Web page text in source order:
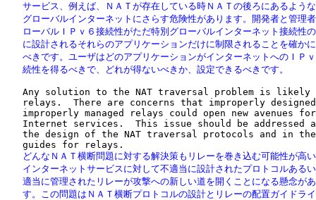
サービス、例えば、ＮＡＴが存在している時ＮＡＴの後ろにあるよう
グローバルインターネットにさらす危険性があります。開発者と管理
ローバルＩＰｖ６接続性がただ特別グローバルインターネット接続性
に設計されるそれらのアプリケーションだけに制限されることを確か
べきです。ユーザはどのアプリケーションがインターネットへのＩＰ
   続性を得るべきで、どれが得ないべきか、設定できるべきです。
Any solution to the NAT traversal problem is likely
relays.  There are concerns that improperly
improperly managed relays could open new avenues
Internet services.  This issue should be addressed
the design of the NAT traversal protocols and in
どんなＮＡＴ横断問題に対する解決策もリレーを巻き込む可能性が高
インターネットサービスに対して不適当に設計されたプロトコルある
適当に管理されたリレーが攻撃への新しい道を開くことになる懸念が
す。この問題はＮＡＴ横断プロトコルの設計とリレーの配置ガイドラ